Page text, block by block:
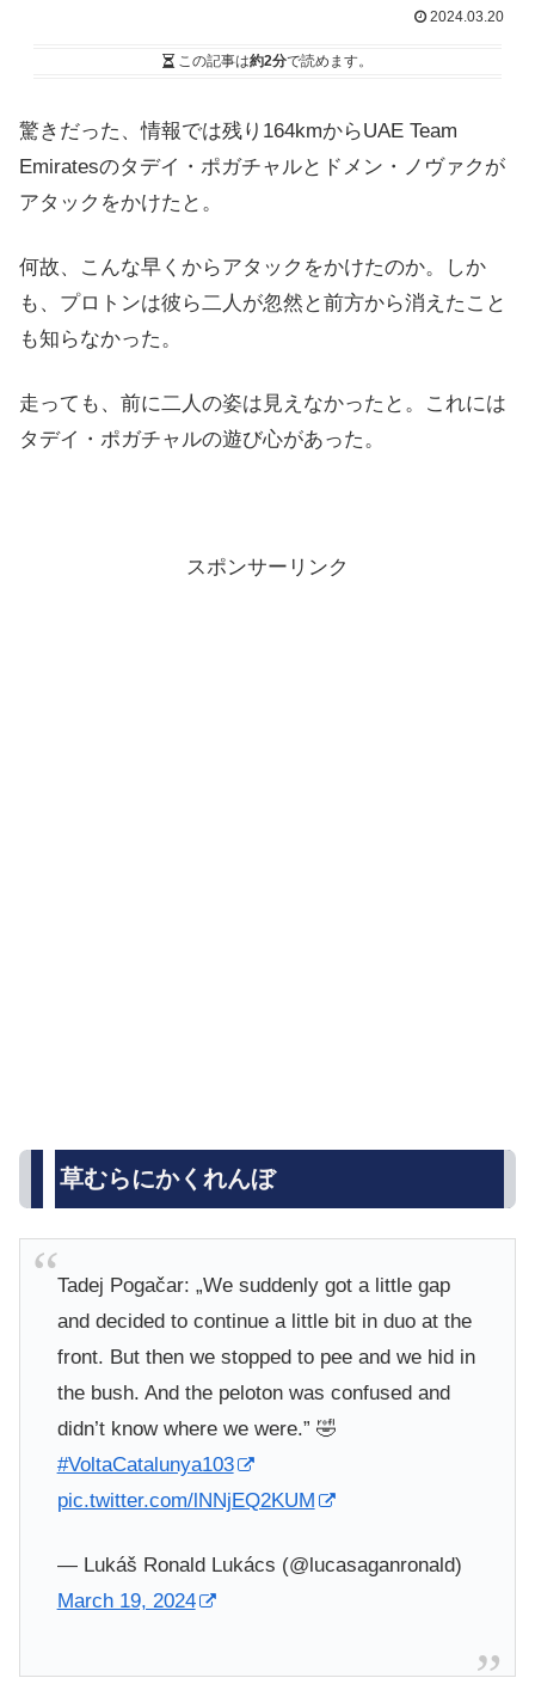
2024.03.20
この記事は約2分で読めます。
驚きだった、情報では残り164kmからUAE Team
Emiratesのタデイ・ポガチャルとドメン・ノヴァクが
アタックをかけたと。
何故、こんな早くからアタックをかけたのか。しか
も、プロトンは彼ら二人が忽然と前方から消えたこと
も知らなかった。
走っても、前に二人の姿は見えなかったと。これには
タデイ・ポガチャルの遊び心があった。
スポンサーリンク
草むらにかくれんぼ
Tadej Pogačar: „We suddenly got a little gap
and decided to continue a little bit in duo at the
front. But then we stopped to pee and we hid in
the bush. And the peloton was confused and
didn’t know where we were.” 🤣
#VoltaCatalunya103
pic.twitter.com/lNNjEQ2KUM
— Lukáš Ronald Lukács (@lucasaganronald)
March 19, 2024